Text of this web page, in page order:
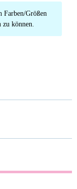
Farben/Größen
können.